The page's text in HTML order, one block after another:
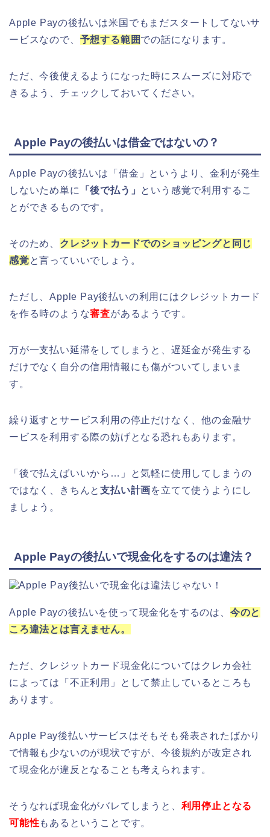
Apple Payの後払いは米国でもまだスタートしてないサ
ービスなので、 予想する範囲での話になります。
ただ、今後使えるようになった時にスムーズに対応で
きるよう、チェックしておいてください。
Apple Payの後払いは借金ではないの？
Apple Payの後払いは「借金」というより、金利が発生
しないため単に
「後で払う」 という感覚で利用するこ
とができるものです。
そのため、 クレジットカードでのショッピングと同じ
感覚と言っていいでしょう。
ただし、Apple Pay後払いの利用にはクレジットカード
を作る時のような審査があるようです。
万が一支払い延滞をしてしまうと、遅延金が発生する
だけでなく自分の信用情報にも傷がついてしまいま
す。
繰り返すとサービス利用の停止だけなく、他の金融サ
ービスを利用する際の妨げとなる恐れもあります。
「後で払えばいいから…」と気軽に使用してしまうの
ではなく、きちんと支払い計画を立てて使うようにし
ましょう。
Apple Payの後払いで現金化をするのは違法？
Apple Payの後払いを使って現金化をするのは、 今のと
ころ違法とは言えません。
ただ、クレジットカード現金化についてはクレカ会社
によっては「不正利用」として禁止しているところも
あります。
Apple Pay後払いサービスはそもそも発表されたばかり
で情報も少ないのが現状ですが、今後規約が改定され
て現金化が違反となることも考えられます。
そうなれば現金化がバレてしまうと、 利用停止となる
可能性もあるということです。